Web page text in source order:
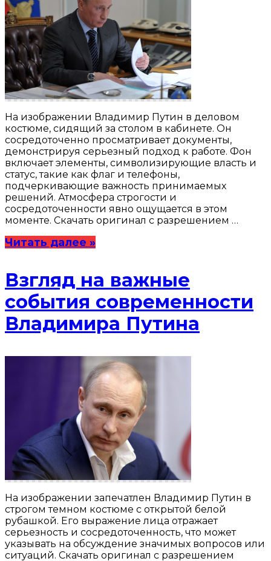
На изображении Владимир Путин в деловом
костюме, сидящий за столом в кабинете. Он
сосредоточенно просматривает документы,
демонстрируя серьезный подход к работе. Фон
включает элементы, символизирующие власть и
статус, такие как флаг и телефоны,
подчеркивающие важность принимаемых
решений. Атмосфера строгости и
сосредоточенности явно ощущается в этом
моменте. Скачать оригинал с разрешением …
Читать далее »
Взгляд на важные
события современности
Владимира Путина
На изображении запечатлен Владимир Путин в
строгом темном костюме с открытой белой
рубашкой. Его выражение лица отражает
серьезность и сосредоточенность, что может
указывать на обсуждение значимых вопросов или
ситуаций. Скачать оригинал с разрешением